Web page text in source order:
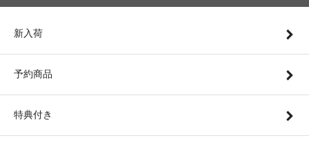
新入荷
予約商品
特典付き